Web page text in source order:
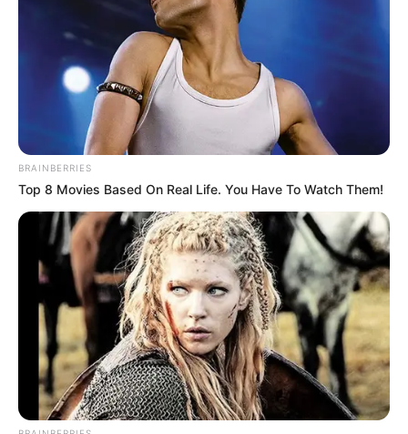
Σκηνές χάους εκτυλίχθηκαν το βράδυ του
Σαββάτου (4/7) στηΝέα Χαλκηδόνα, όταν άγρια
συμπλοκή ξέσπασε ανάμεσα σε δύο παρέες
αλλοδαπών. Η ένταση πυροδοτήθηκε
BRAINBERRIES
Top 8 Movies Based On Real Life. You Have To Watch Them!